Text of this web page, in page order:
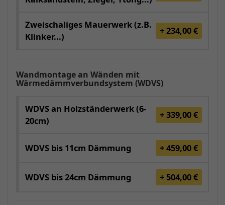
Zweischaliges Mauerwerk (z.B.
Klinker...)
+ 234,00 €
Wandmontage an Wänden mit
Wärmedämmverbundsystem (WDVS)
WDVS an Holzständerwerk (6-
20cm)
+ 339,00 €
WDVS bis 11cm Dämmung + 459,00 €
WDVS bis 24cm Dämmung + 504,00 €